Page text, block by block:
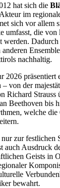
hat sich die
im
sich vor allem
umfasst, die von
werden.
nachhaltig.
2026
von der
Richard Strauss
Beethoven bis
welche die
zur festlichen
auch Ausdruck
Geists in
bewahrt.